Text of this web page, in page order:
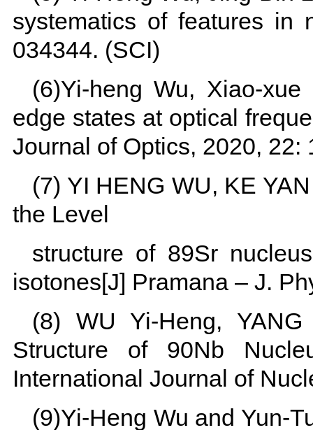
systematics of features in
034344. (SCI)
(6)Yi-heng Wu, Xiao-
edge states at optical
Journal of Optics, 2020, 22:
(7) YI HENG WU, KE
the Level
structure of 89Sr
isotones[J] Pramana – J.
(8) WU Yi-Heng,
Structure of 90Nb
International Journal of
(9)Yi-Heng Wu and Yun-